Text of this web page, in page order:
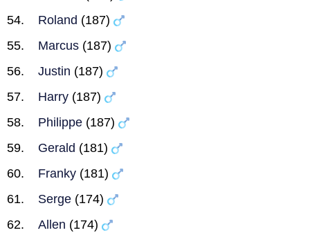
Roland (187)
Marcus (187)
Justin (187)
Harry (187)
Philippe (187)
Gerald (181)
Franky (181)
Serge (174)
Allen (174)